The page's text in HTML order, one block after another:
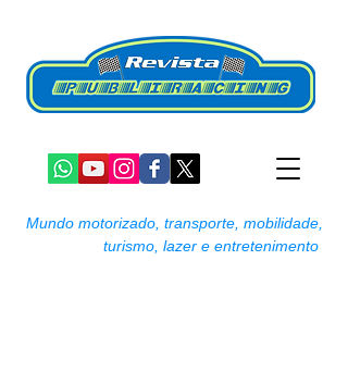
Mundo motorizado, transporte, mobilidade,
turismo, lazer e entretenimento